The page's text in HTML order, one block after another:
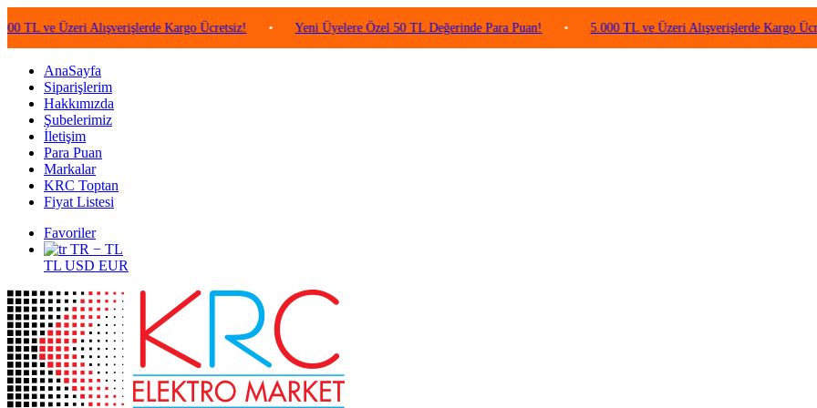
Üzeri Alışverişlerde Kargo Ücretsiz! • Yeni Üyelere Özel 50 TL Değerinde Para Puan! • 5.000 TL ve Üzeri Alışverişlerde Kargo Ücretsiz!
AnaSayfa
Siparişlerim
Hakkımızda
Şubelerimiz
İletişim
Para Puan
Markalar
KRC Toptan
Fiyat Listesi
Favoriler
TR − TL
TL USD EUR